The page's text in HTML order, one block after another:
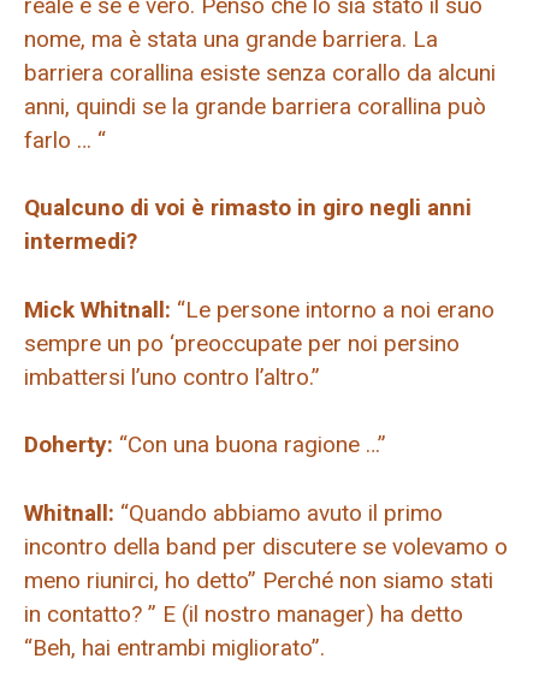
nome, ma è stata una grande barriera. La
barriera corallina esiste senza corallo da alcuni
anni, quindi se la grande barriera corallina può
farlo … “
Qualcuno di voi è rimasto in giro negli anni
intermedi?
Mick Whitnall: “Le persone intorno a noi erano
sempre un po ‘preoccupate per noi persino
imbattersi l’uno contro l’altro.”
Doherty: “Con una buona ragione …”
Whitnall: “Quando abbiamo avuto il primo
incontro della band per discutere se volevamo o
meno riunirci, ho detto” Perché non siamo stati
in contatto? ” E (il nostro manager) ha detto
“Beh, hai entrambi migliorato”.